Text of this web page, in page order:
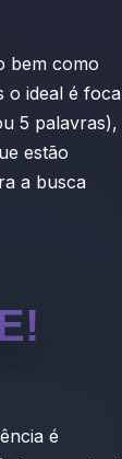
bem como
o ideal é
5 palavras),
estão
a busca
é